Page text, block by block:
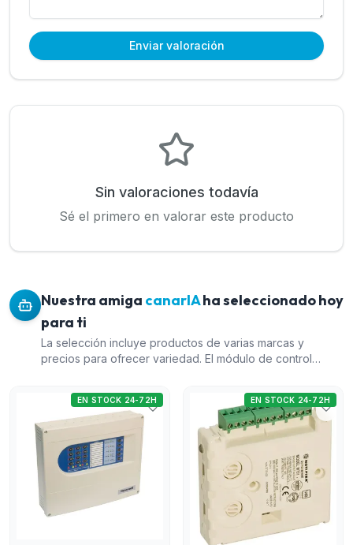
Enviar valoración
Sin valoraciones todavía
Sé el primero en valorar este producto
Nuestra amiga canarIAha seleccionado hoy
para ti
La selección incluye productos de varias marcas y
precios para ofrecer variedad. El módulo de control
sistemas de señalización, complementando con la Central
convencional (Indice 1) para la gestión. La batería (Indice
15) es necesaria para asegurar un suministro constante
de energía. El altavoz de techo (Indice 26) proporciona
notificación audible en caso de emergencia, cubriendo
diferentes necesidades del sistema de seguridad contra
EN STOCK 24-72H EN STOCK 24-72H